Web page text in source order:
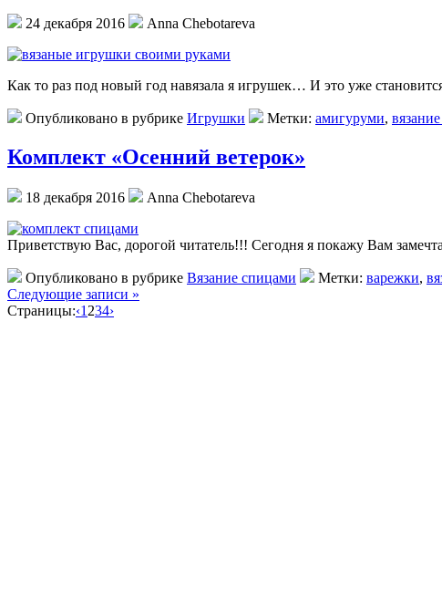
24 декабря 2016 Anna Chebotareva
Как то раз под новый год навязала я игрушек… И это уже
Опубликовано в рубрике Игрушки Метки: амигуруми,
Комплект «Осенний ветерок»
18 декабря 2016 Anna Chebotareva
Приветствую Вас, дорогой читатель!!! Сегодня я покажу Вам
Опубликовано в рубрике Вязание спицами Метки: варежки,
Следующие записи »
Страницы:‹1 234›